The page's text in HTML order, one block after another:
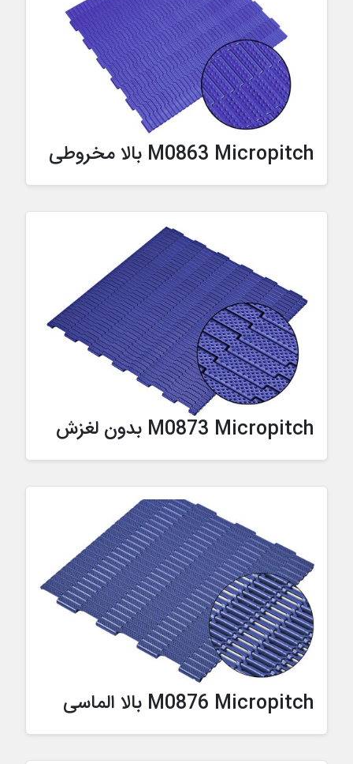
M0863 Micropitch بالا مخروطی
M0873 Micropitch بدون لغزش
M0876 Micropitch بالا الماسی